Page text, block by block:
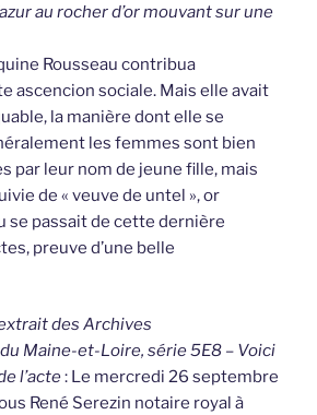
au rocher d’or mouvant sur une
Rousseau contribua
ascencion sociale. Mais elle avait
la manière dont elle se
les femmes sont bien
par leur nom de jeune fille, mais
de « veuve de untel », or
se passait de cette dernière
preuve d’une belle
des Archives
Maine-et-Loire, série 5E8 – Voici
l’acte: Le mercredi 26 septembre
René Serezin notaire royal à